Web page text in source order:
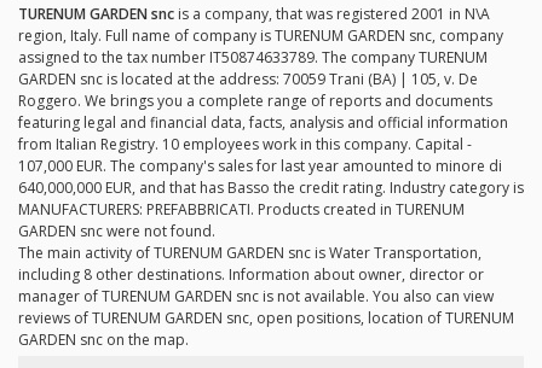
TURENUM GARDEN snc is a company, that was registered 2001 in N\A
region, Italy. Full name of company is TURENUM GARDEN snc, company
assigned to the tax number IT50874633789. The company TURENUM
GARDEN snc is located at the address: 70059 Trani (BA) | 105, v. De
Roggero. We brings you a complete range of reports and documents
featuring legal and financial data, facts, analysis and official information
from Italian Registry. 10 employees work in this company. Capital -
107,000 EUR. The company's sales for last year amounted to minore di
640,000,000 EUR, and that has Basso the credit rating. Industry category is
MANUFACTURERS: PREFABBRICATI. Products created in TURENUM
GARDEN snc were not found.
The main activity of TURENUM GARDEN snc is Water Transportation,
including 8 other destinations. Information about owner, director or
manager of TURENUM GARDEN snc is not available. You also can view
reviews of TURENUM GARDEN snc, open positions, location of TURENUM
GARDEN snc on the map.